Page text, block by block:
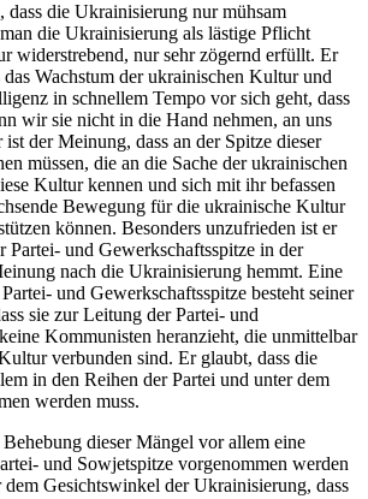
dass die Ukrainisierung nur mühsam
die Ukrainisierung als lästige Pflicht
widerstrebend, nur sehr zögernd erfüllt. Er
Wachstum der ukrainischen Kultur und
in schnellem Tempo vor sich geht, dass
wir sie nicht in die Hand nehmen, an uns
der Meinung, dass an der Spitze dieser
müssen, die an die Sache der ukrainischen
Kultur kennen und sich mit ihr befassen
Bewegung für die ukrainische Kultur
können. Besonders unzufrieden ist er
Partei- und Gewerkschaftsspitze in der
nach die Ukrainisierung hemmt. Eine
und Gewerkschaftsspitze besteht seiner
sie zur Leitung der Partei- und
Kommunisten heranzieht, die unmittelbar
verbunden sind. Er glaubt, dass die
in den Reihen der Partei und unter dem
werden muss.
dieser Mängel vor allem eine
und Sowjetspitze vorgenommen werden
dem Gesichtswinkel der Ukrainisierung, dass